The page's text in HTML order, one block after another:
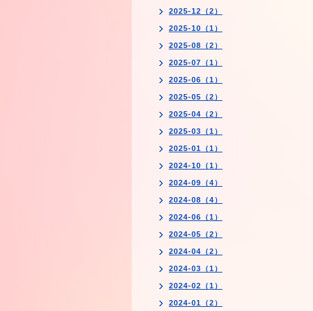
2025-12（2）
2025-10（1）
2025-08（2）
2025-07（1）
2025-06（1）
2025-05（2）
2025-04（2）
2025-03（1）
2025-01（1）
2024-10（1）
2024-09（4）
2024-08（4）
2024-06（1）
2024-05（2）
2024-04（2）
2024-03（1）
2024-02（1）
2024-01（2）